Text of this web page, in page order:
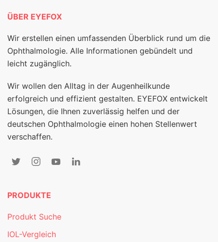
ÜBER EYEFOX
Wir erstellen einen umfassenden Überblick rund um die
Ophthalmologie. Alle Informationen gebündelt und
leicht zugänglich.
Wir wollen den Alltag in der Augenheilkunde
erfolgreich und effizient gestalten. EYEFOX entwickelt
Lösungen, die Ihnen zuverlässig helfen und der
deutschen Ophthalmologie einen hohen Stellenwert
verschaffen.
PRODUKTE
Produkt Suche
IOL-Vergleich